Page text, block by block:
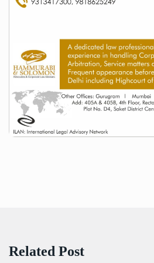
Related Post